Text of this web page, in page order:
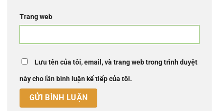
Trang web
Lưu tên của tôi, email, và trang web trong trình duyệt
này cho lần bình luận kế tiếp của tôi.